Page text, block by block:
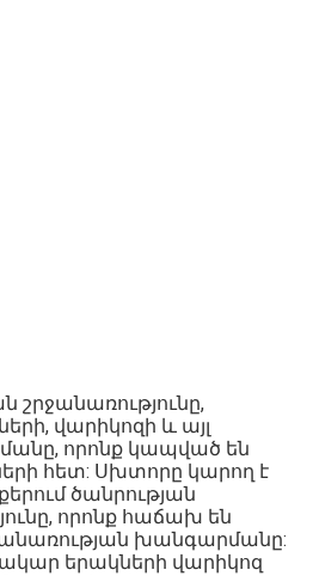
շրջանառությունը,
վարիկոզի և այլ
որոնք կապված են
հետ: Սխտորը կարող է
ծանրության
որոնք հաճախ են
խանգարմանը:
երակների վարիկոզ